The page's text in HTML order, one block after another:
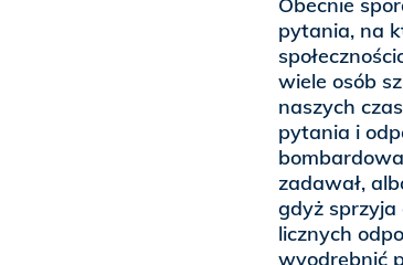
Obecnie
pytania, na
wiele osób
naszych
pytania i
zadawał,
gdyż sprzyja
licznych
wyodrębnić